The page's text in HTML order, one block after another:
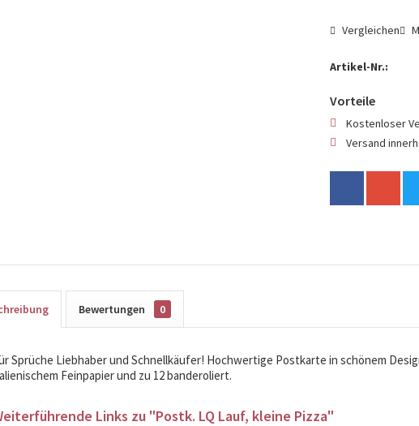
Vergleichen
Artikel-Nr.:
Vorteile
Kostenloser
Versand
Bewertungen 0
Sprüche Liebhaber und Schnellkäufer! Hochwertige Postkarte in schönem
Feinpapier und zu 12 banderoliert.
Links zu "Postk. LQ Lauf, kleine Pizza"